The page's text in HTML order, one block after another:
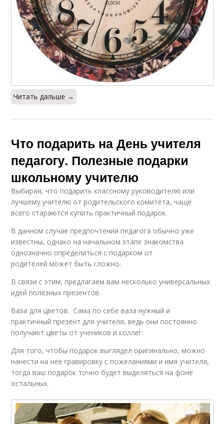
Читать дальше →
Что подарить на День учителя
педагогу. Полезные подарки
школьному учителю
Выбирая, что подарить классному руководителю или
лучшему учителю от родительского комитета, чаще
всего стараются купить практичный подарок.
В данном случае предпочтения педагога обычно уже
известны, однако на начальном этапе знакомства
однозначно определиться с подарком от
родителей может быть сложно.
В связи с этим, предлагаем вам несколько универсальных
идей полезных презентов.
Ваза для цветов. Сама по себе ваза нужный и
практичный презент для учителя, ведь они постоянно
получают цветы от учеников и коллег.
Для того, чтобы подарок выглядел оригинально, можно
нанести на нее гравировку с пожеланиями и имя учителя,
тогда ваш подарок точно будет выделяться на фоне
остальных.